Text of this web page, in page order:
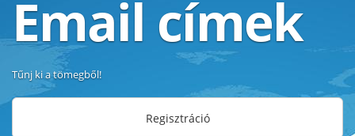
Email címek
Tűnj ki a tömegből!
Regisztráció